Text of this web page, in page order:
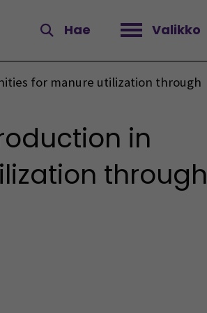
Hae Valikko
Avaa valikko
for manure utilization through
in
through